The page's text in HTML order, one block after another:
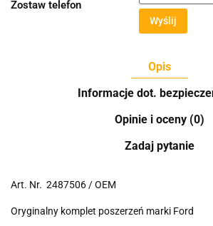
Zostaw telefon
Wyślij
Opis
Informacje dot.
Opinie i oceny (0)
Zadaj pytanie
Art. Nr. 2487506 / OEM
Oryginalny komplet poszerzeń marki Ford